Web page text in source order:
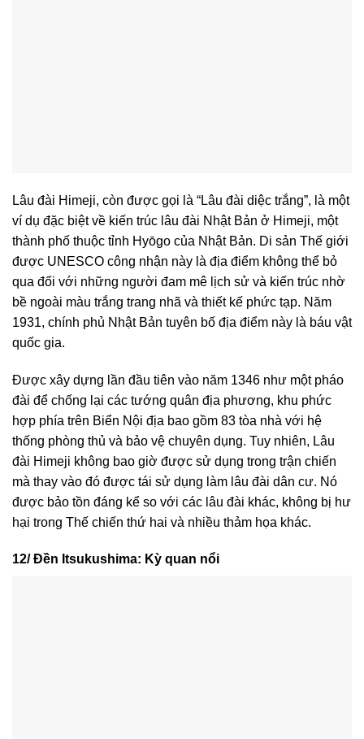
Lâu đài Himeji, còn được gọi là “Lâu đài diệc trắng”, là một
ví dụ đặc biệt về kiến trúc lâu đài Nhật Bản ở Himeji, một
thành phố thuộc tỉnh Hyōgo của Nhật Bản. Di sản Thế giới
được UNESCO công nhận này là địa điểm không thể bỏ
qua đối với những người đam mê lịch sử và kiến trúc nhờ
bề ngoài màu trắng trang nhã và thiết kế phức tạp. Năm
1931, chính phủ Nhật Bản tuyên bố địa điểm này là báu vật
quốc gia.
Được xây dựng lần đầu tiên vào năm 1346 như một pháo
đài để chống lại các tướng quân địa phương, khu phức
hợp phía trên Biển Nội địa bao gồm 83 tòa nhà với hệ
thống phòng thủ và bảo vệ chuyên dụng. Tuy nhiên, Lâu
đài Himeji không bao giờ được sử dụng trong trận chiến
mà thay vào đó được tái sử dụng làm lâu đài dân cư. Nó
được bảo tồn đáng kể so với các lâu đài khác, không bị hư
hại trong Thế chiến thứ hai và nhiều thảm họa khác.
12/ Đền Itsukushima: Kỳ quan nổi